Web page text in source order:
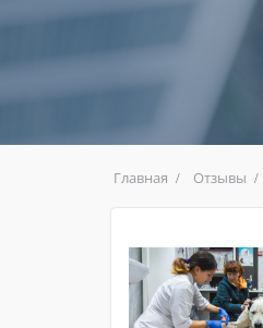
Главная Отзывы